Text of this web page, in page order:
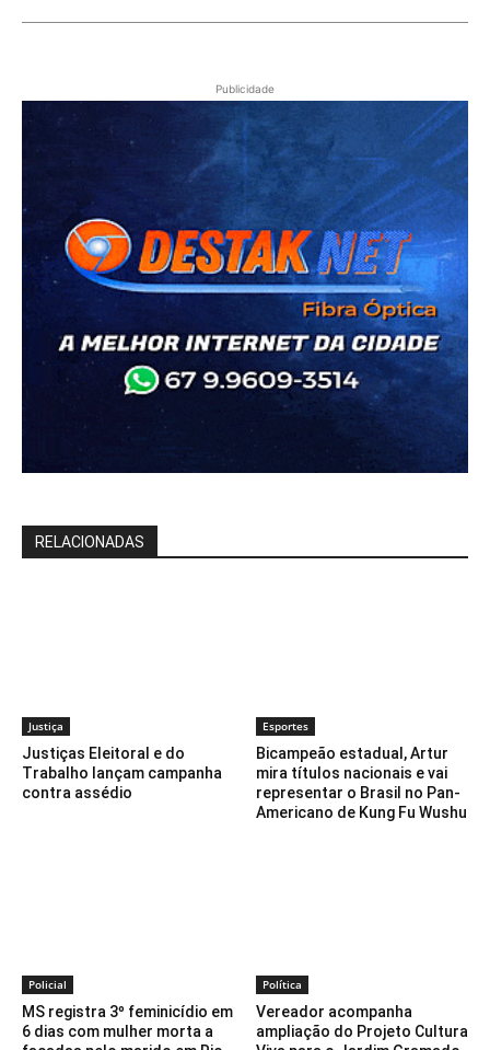
Publicidade
RELACIONADAS
Justiça
Justiças Eleitoral e do
Trabalho lançam campanha
contra assédio
Esportes
Bicampeão estadual, Artur
mira títulos nacionais e vai
representar o Brasil no Pan-
Americano de Kung Fu Wushu
Policial
MS registra 3º feminicídio em
6 dias com mulher morta a
Política
Vereador acompanha
ampliação do Projeto Cultura